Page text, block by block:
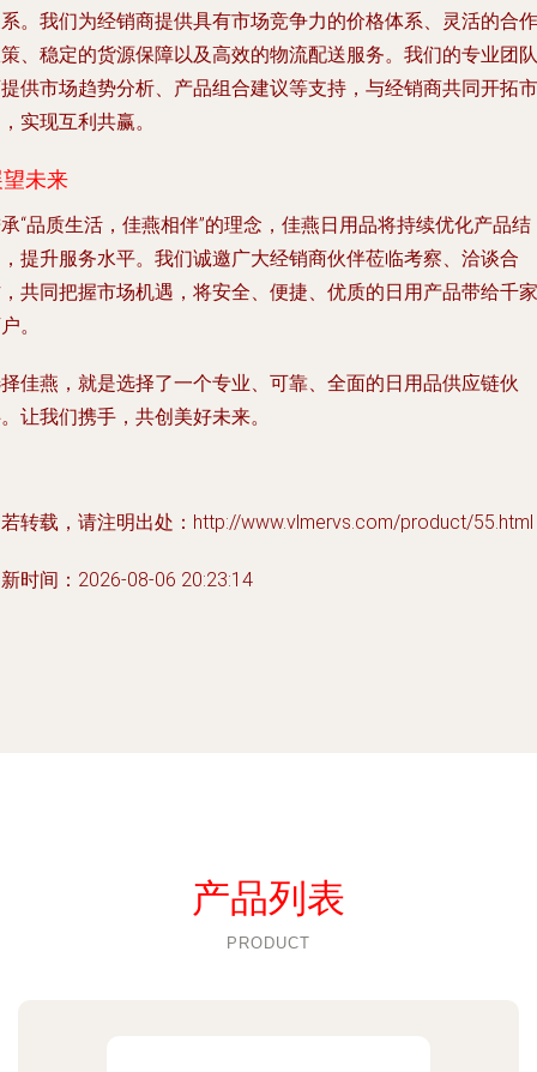
。我们为经销商提供具有市场竞争力的价格体系、灵活的合作
、稳定的货源保障以及高效的物流配送服务。我们的专业团队
供市场趋势分析、产品组合建议等支持，与经销商共同开拓市
实现互利共赢。
未来
“品质生活，佳燕相伴”的理念，佳燕日用品将持续优化产品结
提升服务水平。我们诚邀广大经销商伙伴莅临考察、洽谈合
共同把握市场机遇，将安全、便捷、优质的日用产品带给千家
。
佳燕，就是选择了一个专业、可靠、全面的日用品供应链伙
让我们携手，共创美好未来。
转载，请注明出处：http://www.vlmervs.com/product/55.html
时间：2026-08-06 20:23:14
产品列表
PRODUCT